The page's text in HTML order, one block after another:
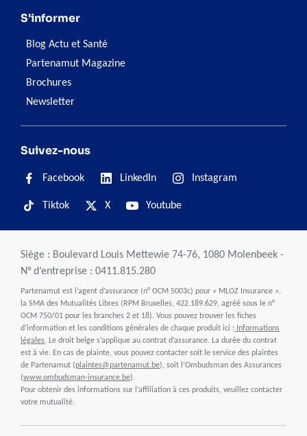
S'informer
Blog Actu et Santé
Partenamut Magazine
Brochures
Newsletter
Suivez-nous
Facebook LinkedIn Instagram
Tiktok X Youtube
Siège : Boulevard Louis Mettewie 74-76, 1080 Molenbeek -
N° d’entreprise : 0411.815.280
Partenamut est l’agent d’assurance (n° OCM 5003c) pour « MLOZ Insurance »,
la SMA des Mutualités Libres (RPM Bruxelles, 422.189.629, agréé sous le n°
OCM 750/01 pour les branches 2 et 18). Vous pouvez trouver les fiches
d’information et les conditions générales de chaque produit ici : Informations
légales. Le droit belge s’applique au contrat d’assurance. La durée du contrat
est à vie. En cas de plainte, vous pouvez contacter soit le service des plaintes
de Partenamut (plaintes@partenamut.be), soit l’Ombudsman des Assurances
(www.ombudsman-insurance.be).
Pour obtenir des informations sur l’affiliation à ces produits, veuillez contacter
votre mutualité.